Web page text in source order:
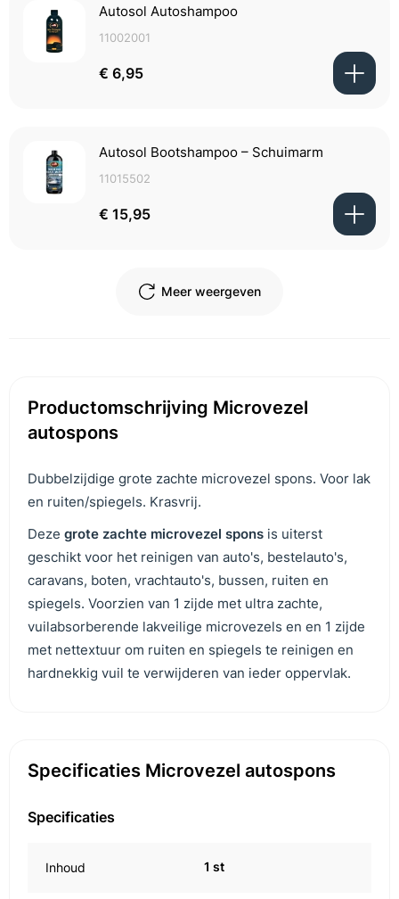
Autosol Autoshampoo
11002001
€ 6,95
Autosol Bootshampoo – Schuimarm
11015502
€ 15,95
Meer weergeven
Productomschrijving Microvezel
autospons
Dubbelzijdige grote zachte microvezel spons. Voor lak
en ruiten/spiegels. Krasvrij.
Deze grote zachte microvezel spons is uiterst
geschikt voor het reinigen van auto's, bestelauto's,
caravans, boten, vrachtauto's, bussen, ruiten en
spiegels. Voorzien van 1 zijde met ultra zachte,
vuilabsorberende lakveilige microvezels en en 1 zijde
met nettextuur om ruiten en spiegels te reinigen en
hardnekkig vuil te verwijderen van ieder oppervlak.
Specificaties Microvezel autospons
Specificaties
Inhoud 1 st